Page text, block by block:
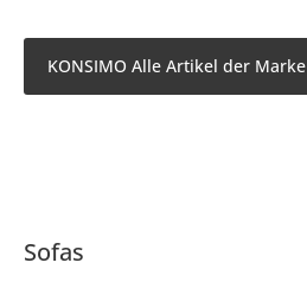
KONSIMO Alle Artikel der Marke
Sofas